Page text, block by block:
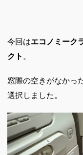
今回はエコノミーク
クト 。
窓際の空きがなかっ
選択しました。